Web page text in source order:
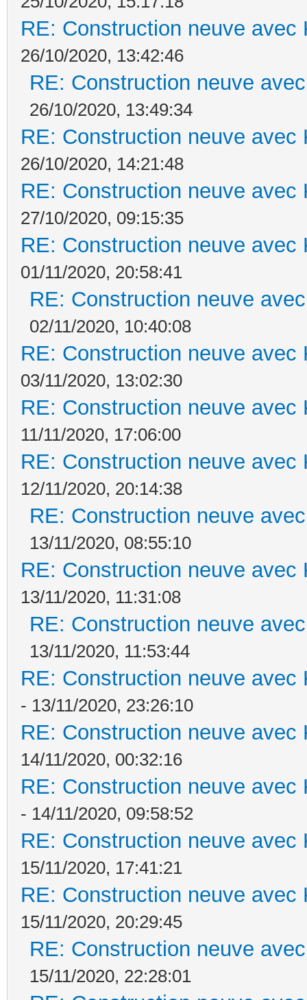
RE: Construction neuve avec
26/10/2020, 13:42:46
RE: Construction neuve
26/10/2020, 13:49:34
RE: Construction neuve avec
26/10/2020, 14:21:48
RE: Construction neuve avec
27/10/2020, 09:15:35
RE: Construction neuve avec
01/11/2020, 20:58:41
RE: Construction neuve
02/11/2020, 10:40:08
RE: Construction neuve avec
03/11/2020, 13:02:30
RE: Construction neuve avec
11/11/2020, 17:06:00
RE: Construction neuve avec
12/11/2020, 20:14:38
RE: Construction neuve
13/11/2020, 08:55:10
RE: Construction neuve avec
13/11/2020, 11:31:08
RE: Construction neuve
13/11/2020, 11:53:44
RE: Construction neuve avec
- 13/11/2020, 23:26:10
RE: Construction neuve avec
14/11/2020, 00:32:16
RE: Construction neuve avec
- 14/11/2020, 09:58:52
RE: Construction neuve avec
15/11/2020, 17:41:21
RE: Construction neuve avec
15/11/2020, 20:29:45
RE: Construction neuve
15/11/2020, 22:28:01